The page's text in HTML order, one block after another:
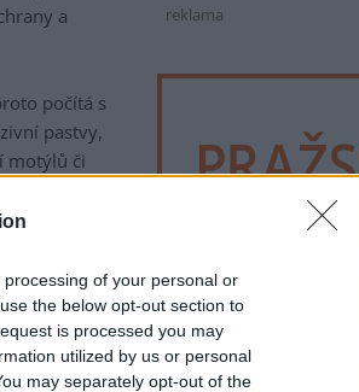
of your personal or
the below opt-out section to
is processed you may
utilized by us or personal
may separately opt-out of the
a
počítá s
pastvy,
motýlů či
dospělí
zůstávají
a
reklama